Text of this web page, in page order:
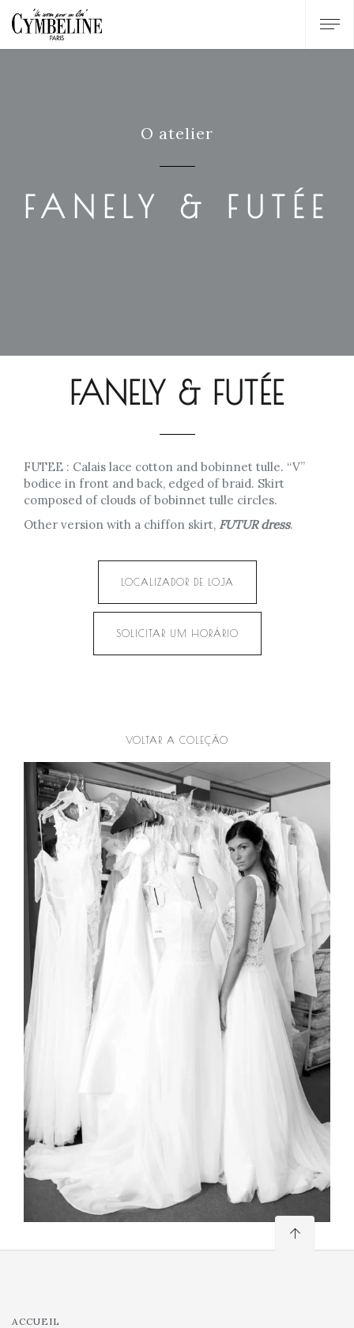
O atelier
FANELY & FUTÉE
FANELY & FUTÉE
FUTEE : Calais lace cotton and bobinnet tulle. “V”
bodice in front and back, edged of braid. Skirt
composed of clouds of bobinnet tulle circles.
Other version with a chiffon skirt, FUTUR dress.
LOCALIZADOR DE LOJA
SOLICITAR UM HORÁRIO
VOLTAR A COLEÇÃO
ACCUEIL